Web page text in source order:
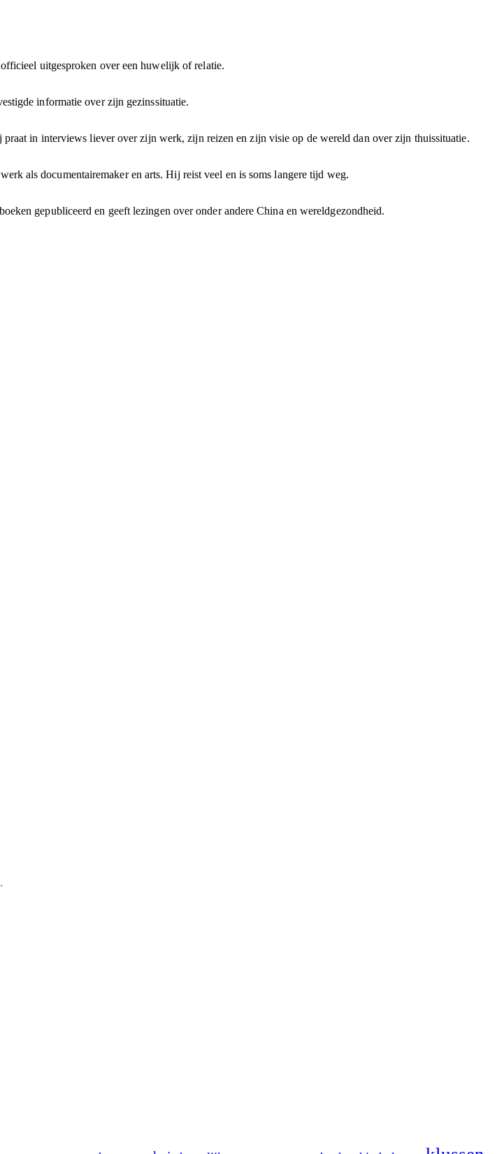
uitgesproken over een huwelijk of relatie.
informatie over zijn gezinssituatie.
in interviews liever over zijn werk, zijn reizen en zijn visie op de wereld dan over zijn thuissituatie.
als documentairemaker en arts. Hij reist veel en is soms langere tijd weg.
gepubliceerd en geeft lezingen over onder andere China en wereldgezondheid.